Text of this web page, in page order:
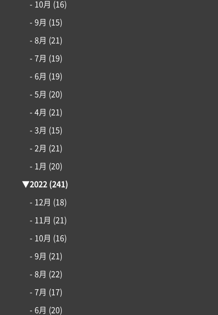
- 10月 (16)
- 9月 (15)
- 8月 (21)
- 7月 (19)
- 6月 (19)
- 5月 (20)
- 4月 (21)
- 3月 (15)
- 2月 (21)
- 1月 (20)
▼2022(241)
- 12月 (18)
- 11月 (21)
- 10月 (16)
- 9月 (21)
- 8月 (22)
- 7月 (17)
- 6月 (20)